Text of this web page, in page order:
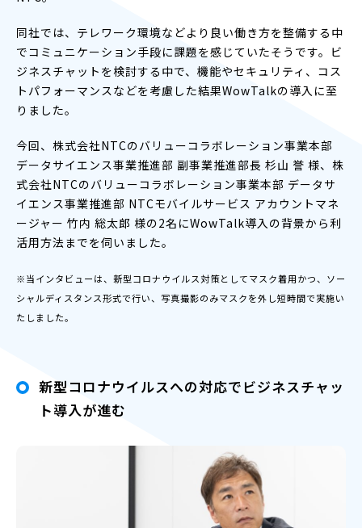
同社では、テレワーク環境などより良い働き方を整備する中
でコミュニケーション手段に課題を感じていたそうです。ビ
ジネスチャットを検討する中で、機能やセキュリティ、コス
トパフォーマンスなどを考慮した結果WowTalkの導入に至
りました。
今回、株式会社NTCのバリューコラボレーション事業本部
データサイエンス事業推進部 副事業推進部長 杉山 誉 様、株
式会社NTCのバリューコラボレーション事業本部 データサ
イエンス事業推進部 NTCモバイルサービス アカウントマネ
ージャー 竹内 総太郎 様の2名にWowTalk導入の背景から利
活用方法までを伺いました。
※当インタビューは、新型コロナウイルス対策としてマスク着用かつ、ソー
シャルディスタンス形式で行い、写真撮影のみマスクを外し短時間で実施い
たしました。
新型コロナウイルスへの対応でビジネスチャッ
ト導入が進む